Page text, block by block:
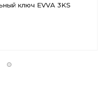
ключ EVVA 3KS